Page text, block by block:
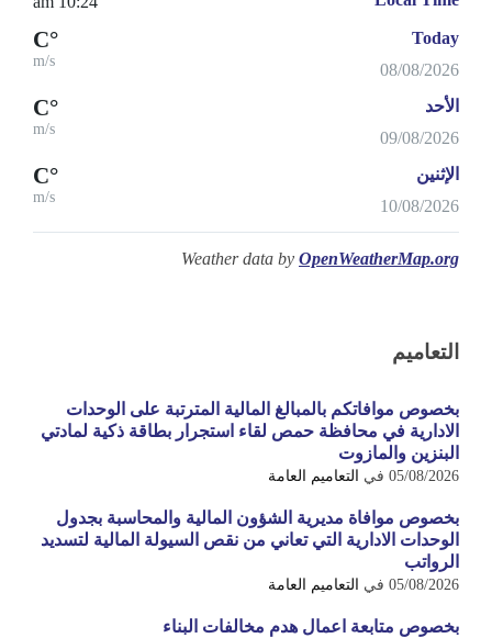
Today
08/08/2026
°C
m/s
الأحد
09/08/2026
°C
m/s
الإثنين
10/08/2026
°C
m/s
Weather data by OpenWeatherMap.org
التعاميم
بخصوص موافاتكم بالمبالغ المالية المترتبة على الوحدات
الادارية في محافظة حمص لقاء استجرار بطاقة ذكية لمادتي
البنزين والمازوت
05/08/2026 في التعاميم العامة
بخصوص موافاة مديرية الشؤون المالية والمحاسبة بجدول
الوحدات الادارية التي تعاني من نقص السيولة المالية لتسديد
الرواتب
05/08/2026 في التعاميم العامة
بخصوص متابعة اعمال هدم مخالفات البناء